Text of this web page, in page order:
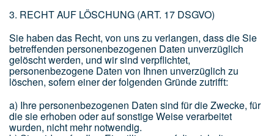
3. RECHT AUF LÖSCHUNG (ART. 17 DSGVO)
Sie haben das Recht, von uns zu verlangen, dass die Sie
betreffenden personenbezogenen Daten unverzüglich
gelöscht werden, und wir sind verpflichtet,
personenbezogene Daten von Ihnen unverzüglich zu
löschen, sofern einer der folgenden Gründe zutrifft:
a) Ihre personenbezogenen Daten sind für die Zwecke, für
die sie erhoben oder auf sonstige Weise verarbeitet
wurden, nicht mehr notwendig.